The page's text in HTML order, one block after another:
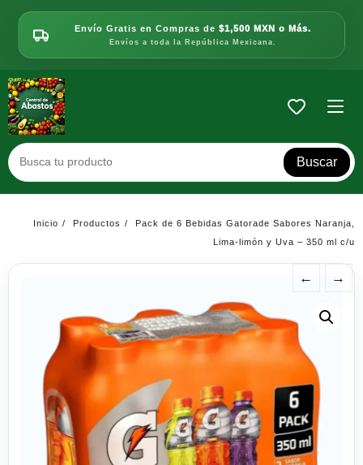
contenido
Envío Gratis en Compras de $1,500 MXN o Más.
Envíos a toda la República Mexicana.
Buscar
Inicio Productos
Pack de 6 Bebidas Gatorade Sabores Naranja,
Lima-limón y Uva – 350 ml c/u
← →